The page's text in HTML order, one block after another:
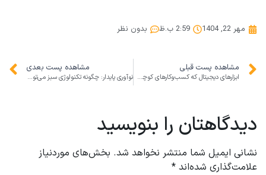
مهر 22, 1404 2:59 ب.ظ بدون نظر
مشاهده پست قبلی
ابزارهای دیجیتال که کسب‌وکارهای کوچک را به برندهای بزرگ تبدیل می‌کنند
مشاهده پست بعدی
نوآوری پایدار: چگونه تکنولوژی سبز می‌تواند سودآوری و مسئولیت اجتماعی را همزمان افزایش دهد
دیدگاهتان را بنویسید
نشانی ایمیل شما منتشر نخواهد شد. بخش‌های موردنیاز
علامت‌گذاری شده‌اند *